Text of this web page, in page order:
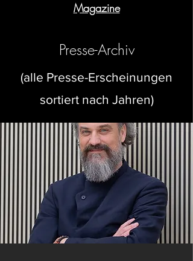
Magazine
Presse-Archiv
(alle Presse-Erscheinungen
sortiert nach Jahren)